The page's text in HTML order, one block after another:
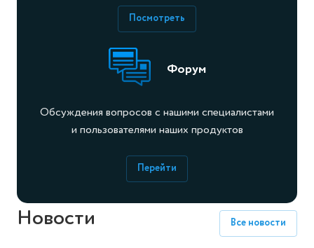
Посмотреть
Форум
Обсуждения вопросов с нашими специалистами
и пользователями наших продуктов
Перейти
Новости Все новости